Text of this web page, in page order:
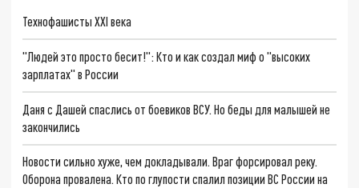
Технофашисты XXI века
"Людей это просто бесит!": Кто и как создал миф о "высоких
зарплатах" в России
Даня с Дашей спаслись от боевиков ВСУ. Но беды для малышей не
закончились
Новости сильно хуже, чем докладывали. Враг форсировал реку.
Оборона провалена. Кто по глупости спалил позиции ВС России на